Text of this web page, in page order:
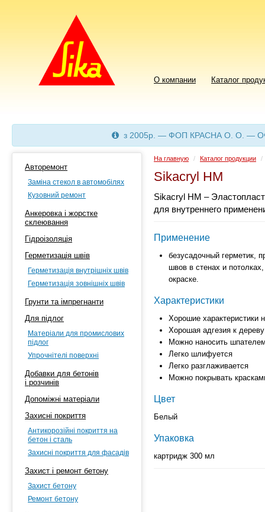
О компании Каталог
з 2005р. — ФОП КРАСНА О. О. —
Авторемонт
Заміна стекол в автомобілях
Кузовний ремонт
Анкеровка і жорстке
склеювання
Гідроізоляція
Герметизація швів
Герметизація внутрішніх швів
Герметизація зовнішніх швів
Грунти та імпрегнанти
Для підлог
Матеріали для промислових
підлог
Упрочнітелі поверхні
Добавки для бетонів
і розчинів
Допоміжні матеріали
Захисні покриття
Антикорозійні покриття на
бетон і сталь
Захисні покриття для фасадів
Захист і ремонт бетону
Захист бетону
Ремонт бетону
На главную / Каталог продукции /
Sikacryl HM
Sikacryl HM –
для внутреннего
Применение
безусадочный герметик,
швов в стенах и
окраске.
Характеристики
Хорошие характеристики
Хорошая адгезия к
Можно наносить
Легко шлифуется
Легко разглаживается
Можно покрывать
Цвет
Белый
Упаковка
картридж 300 мл